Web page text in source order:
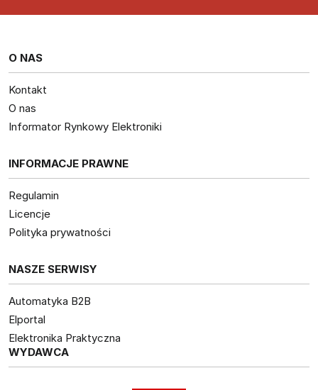
O NAS
Kontakt
O nas
Informator Rynkowy Elektroniki
INFORMACJE PRAWNE
Regulamin
Licencje
Polityka prywatności
NASZE SERWISY
Automatyka B2B
Elportal
Elektronika Praktyczna
WYDAWCA